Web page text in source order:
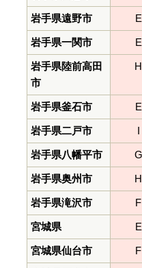
岩手県遠野市 E
岩手県一関市 E
岩手県陸前高田
市
H
岩手県釜石市 E
岩手県二戸市 I
岩手県八幡平市 G
岩手県奥州市 H
岩手県滝沢市 F
宮城県 E
宮城県仙台市 F